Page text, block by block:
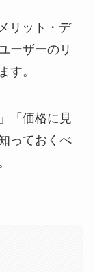
リット・デ
ーザーのリ
す。
「価格に見
っておくべ